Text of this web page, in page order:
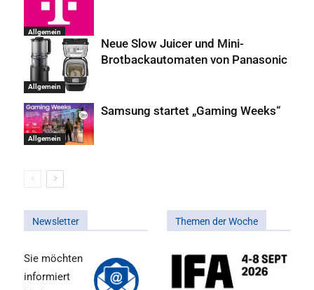
Allgemein
Allgemein
Neue Slow Juicer und Mini-
Brotbackautomaten von Panasonic
Allgemein
Samsung startet „Gaming Weeks“
Newsletter
Sie möchten
informiert
Themen der Woche